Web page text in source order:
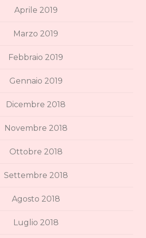
Aprile 2019
Marzo 2019
Febbraio 2019
Gennaio 2019
Dicembre 2018
Novembre 2018
Ottobre 2018
Settembre 2018
Agosto 2018
Luglio 2018